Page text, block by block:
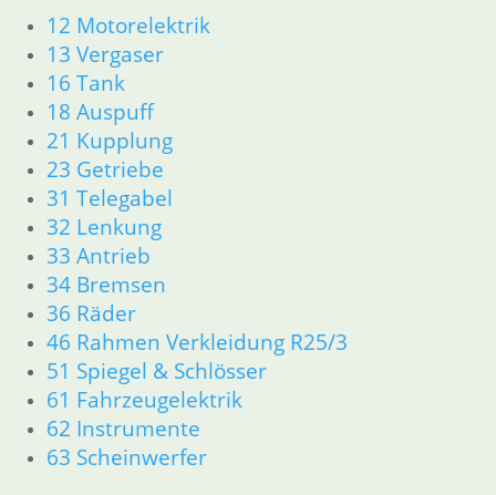
12 Motorelektrik
13 Vergaser
16 Tank
18 Auspuff
21 Kupplung
23 Getriebe
31 Telegabel
32 Lenkung
33 Antrieb
34 Bremsen
36 Räder
46 Rahmen Verkleidung R25/3
51 Spiegel & Schlösser
61 Fahrzeugelektrik
62 Instrumente
63 Scheinwerfer
inkl. MwSt.
zzgl. Versandkosten
In den Warenkorb
Bremslichtschalter
18,90€
Artikelnummer: 1353684
inkl. MwSt.
zzgl.Versandkosten
In den Warenkorb
Kappe Bremslichtschalter
3,50€
Artikelnummer: 1351249
inkl. MwSt.